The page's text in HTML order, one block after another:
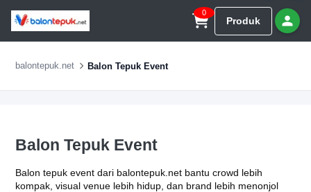
0
Produk
balontepuk.net Balon Tepuk Event
Balon Tepuk Event
Balon tepuk event dari balontepuk.net bantu crowd lebih
kompak, visual venue lebih hidup, dan brand lebih menonjol